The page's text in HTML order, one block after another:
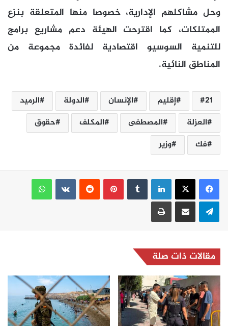
وحل مشاكلهم الإدارية، خصوصا منها المتعلقة بنزع
الممتلكات، كما اقترحت الهيئة دعم مشاريع برامج
للتنمية السوسيو اقتصادية لفائدة مجموعة من
المناطق النائية.
21 إقليم الإنسان الدولة
الرميد
العزلة
المصطفى المكلف
حقوق
فك
وزير
لينكدإن بينتيريست
واتساب
تيلقرام مشاركة عبر البريد طباعة
مقالات ذات صلة